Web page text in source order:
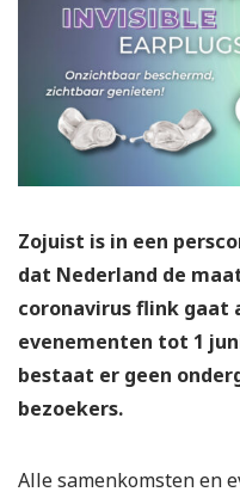
Zojuist is in een
dat Nederland de
coronavirus flink gaat
evenementen tot 1
bestaat er geen
bezoekers.
Alle samenkomsten en